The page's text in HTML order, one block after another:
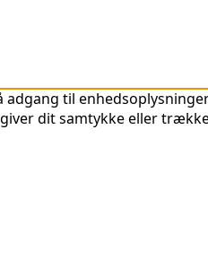
til
dit samtykke eller